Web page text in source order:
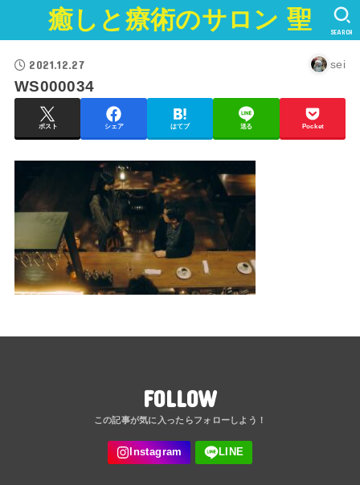
癒しと療術のサロン 聖 SEARCH
2021.12.27 sei
WS000034
ポスト シェア はてブ 送る Pocket
FOLLOW